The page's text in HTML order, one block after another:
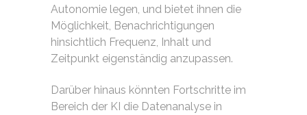
Autonomie legen, und bietet ihnen die
Möglichkeit, Benachrichtigungen
hinsichtlich Frequenz, Inhalt und
Zeitpunkt eigenständig anzupassen.
Darüber hinaus könnten Fortschritte im
Bereich der KI die Datenanalyse in